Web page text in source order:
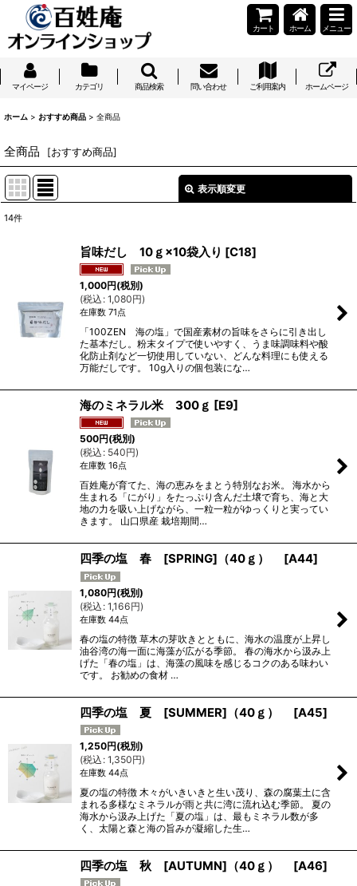
カート ホーム メニュー
マイページ カテゴリ 商品検索 問い合わせ ご利用案内 ホームページ
ホーム > おすすめ商品 > 全商品
全商品 [おすすめ商品]
表示順変更
14件
旨味だし 10ｇ×10袋入り [C18]
1,000円(税別)
(税込 : 1,080円)
在庫数 71点
「100ZEN 海の塩」で国産素材の旨味をさらに引き出し
た基本だし。粉末タイプで使いやすく、うま味調味料や酸
化防止剤など一切使用していない、どんな料理にも使える
万能だしです。 10g入りの個包装にな…
海のミネラル米 300ｇ [E9]
500円(税別)
(税込 : 540円)
在庫数 16点
百姓庵が育てた、海の恵みをまとう特別なお米。 海水から
生まれる「にがり」をたっぷり含んだ土壌で育ち、海と大
地の力を吸い上げながら、一粒一粒がゆっくりと実ってい
きます。 山口県産 栽培期間…
四季の塩 春 [SPRING]（40ｇ） [A44]
1,080円(税別)
(税込 : 1,166円)
在庫数 44点
春の塩の特徴 草木の芽吹きとともに、海水の温度が上昇し
油谷湾の海一面に海藻が広がる季節。 春の海水から汲み上
げた「春の塩」は、海藻の風味を感じるコクのある味わい
です。 お勧めの食材 …
四季の塩 夏 [SUMMER]（40ｇ） [A45]
1,250円(税別)
(税込 : 1,350円)
在庫数 44点
夏の塩の特徴 木々がいきいきと生い茂り、森の腐葉土に含
まれる多様なミネラルが雨と共に湾に流れ込む季節。 夏の
海水から汲み上げた「夏の塩」は、最もミネラル数が多
く、太陽と森と海の旨みが凝縮した生…
四季の塩 秋 [AUTUMN]（40ｇ） [A46]